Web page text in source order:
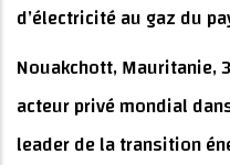
d’électricité au gaz du
Nouakchott, Mauritanie,
acteur privé mondial
leader de la transition